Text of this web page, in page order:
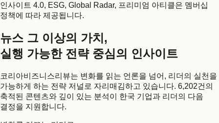
인사이트 4.0, ESG, Global Radar, 프리미엄 아티클은 멤버십
정책에 따라 제공됩니다.
뉴스 그 이상의 가치,
실행 가능한 전략 중심의 인사이트
코리아비즈니스리뷰는 변화를 읽는 언론을 넘어, 리더의 실천을
가능하게 하는 전략 저널로 자리매김하고 있습니다. 6,202건의
축적된 콘텐츠와 깊이 있는 분석이 한국 기업과 리더의 다음
결정을 지원합니다.